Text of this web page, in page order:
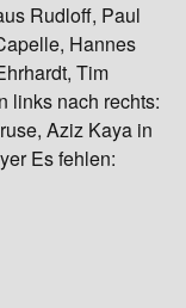
Rudloff, Paul
Hannes
Tim
links nach rechts:
Aziz Kaya in
Es fehlen: